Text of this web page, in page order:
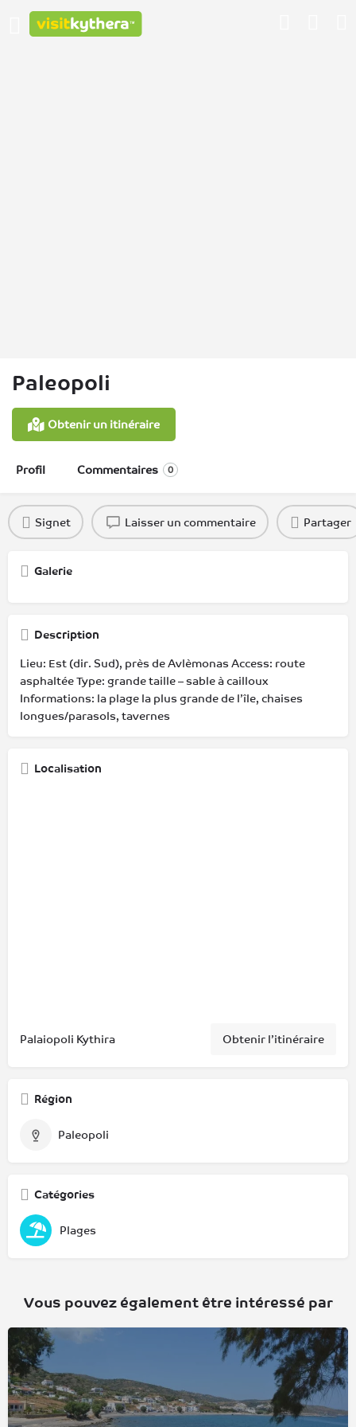
Paleopoli
Obtenir un itinéraire
Profil Commentaires 0
Signet Laisser un commentaire Partager
Galerie
Description
Lieu: Est (dir. Sud), près de Avlèmonas Access: route
asphaltée Type: grande taille – sable à cailloux
Informations: la plage la plus grande de l’île, chaises
longues/parasols, tavernes
Localisation
Palaiopoli Kythira Obtenir l’itinéraire
Région
Paleopoli
Catégories
Plages
Vous pouvez également être intéressé par